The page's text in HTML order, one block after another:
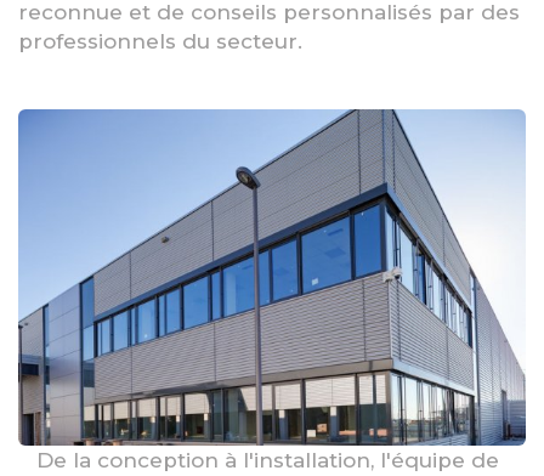
reconnue et de conseils personnalisés par des
professionnels du secteur.
De la conception à l'installation, l'équipe de